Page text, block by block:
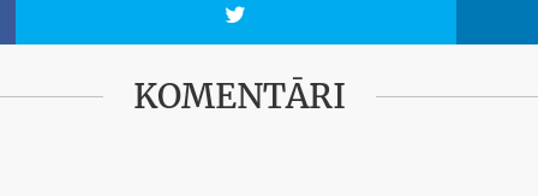

KOMENTĀRI